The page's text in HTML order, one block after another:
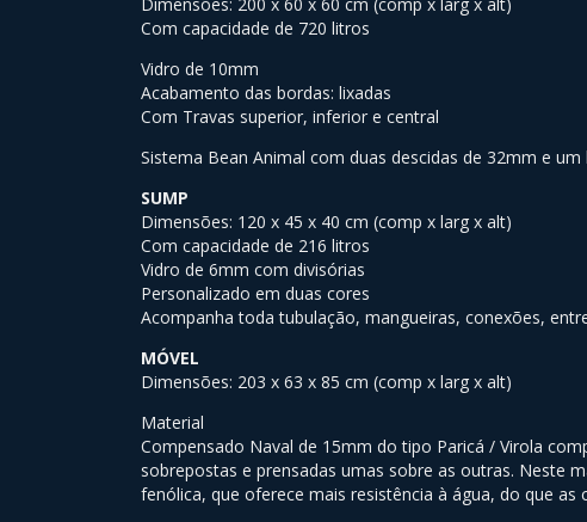
Com capacidade de 720 litros
Vidro de 10mm
Acabamento das bordas: lixadas
Com Travas superior, inferior e central
Sistema Bean Animal com duas descidas de 32mm e
SUMP
Dimensões: 120 x 45 x 40 cm (comp x larg x alt)
Com capacidade de 216 litros
Vidro de 6mm com divisórias
Personalizado em duas cores
Acompanha toda tubulação, mangueiras, conexões,
MÓVEL
Dimensões: 203 x 63 x 85 cm (comp x larg x alt)
Material
Compensado Naval de 15mm do tipo Paricá / Virola
sobrepostas e prensadas umas sobre as outras. Neste
fenólica, que oferece mais resistência à água, do que as